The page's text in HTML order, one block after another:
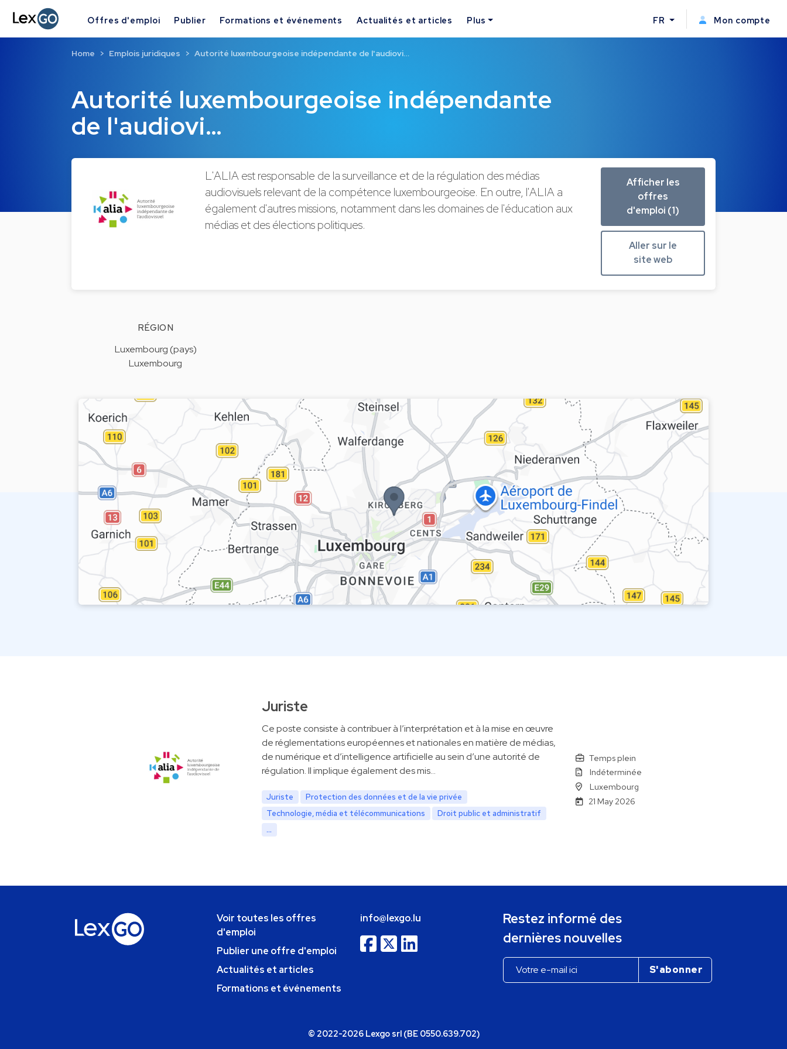
Offres d'emploi Publier Formations et événements Actualités et articles Plus FR Mon compte
Autorité luxembourgeoise indépendante
de l'audiovi…
Home Emplois juridiques Autorité luxembourgeoise indépendante de l'audiovi…
L'ALIA est responsable de la surveillance et de la régulation des médias
audiovisuels relevant de la compétence luxembourgeoise. En outre, l'ALIA a
également d'autres missions, notamment dans les domaines de l'éducation aux
médias et des élections politiques.
Afficher les
offres
d'emploi (1)
Aller sur le
site web
RÉGION
Luxembourg (pays)
Luxembourg
Juriste
Ce poste consiste à contribuer à l’interprétation et à la mise en œuvre
de réglementations européennes et nationales en matière de médias,
de numérique et d’intelligence artificielle au sein d’une autorité de
régulation. Il implique également des mis…
Juriste
Protection des données et de la vie privée
Technologie, média et télécommunications
Droit public et administratif
...
Temps plein
Indéterminée
Luxembourg
21 May 2026
Voir toutes les offres
d'emploi
Publier une offre d'emploi
Actualités et articles
Formations et événements
info@lexgo.lu
Restez informé des
dernières nouvelles
© 2022-2026 Lexgo srl (BE 0550.639.702)